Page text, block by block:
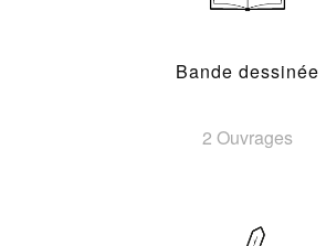
Bande dessinée
2 Ouvrages